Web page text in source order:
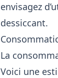
envisagez
dessiccant.
La
Voici une